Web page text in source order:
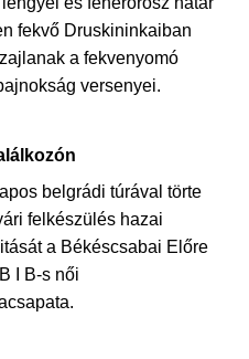
fekvő Druskininkaiban
a fekvenyomó
versenyei.
belgrádi túrával törte
felkészülés hazai
a Békéscsabai Előre
I B-s női